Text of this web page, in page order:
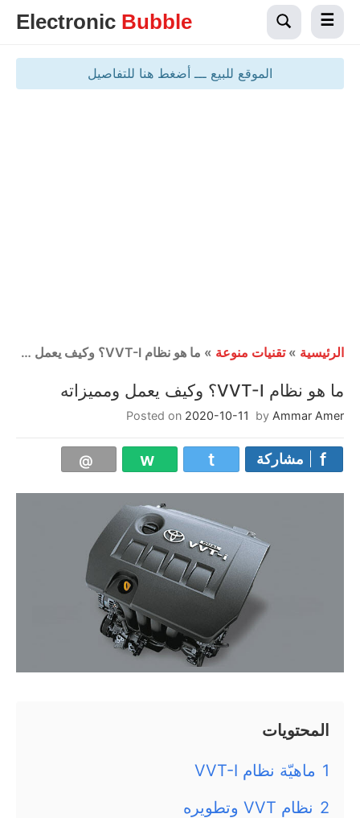
Electronic Bubble
الموقع للبيع ـــ أضغط هنا للتفاصيل
الرئيسية »تقنيات منوعة » ما هو نظام VVT-I؟ وكيف يعمل ومميزاته
ما هو نظام VVT-I؟ وكيف يعمل ومميزاته
Posted on 2020-10-11 by Ammar Amer
مشاركة
المحتويات
1 ماهيّة نظام VVT-I
2 نظام VVT وتطويره